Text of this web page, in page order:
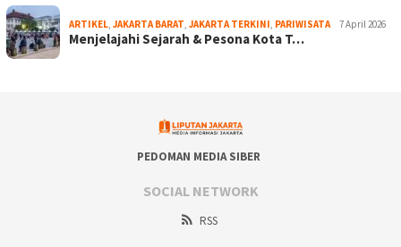
ARTIKEL, JAKARTA BARAT, JAKARTA TERKINI, PARIWISATA 7 April 2026
Menjelajahi Sejarah & Pesona Kota T…
PEDOMAN MEDIA SIBER
SOCIAL NETWORK
RSS